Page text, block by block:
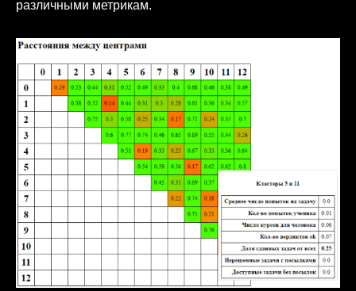
различными метрикам.